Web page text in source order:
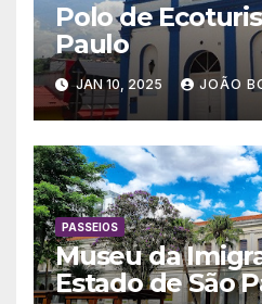
Polo de
Paulo
JAN 10, 2025 JOÃO
PASSEIOS
Museu da
Estado de São